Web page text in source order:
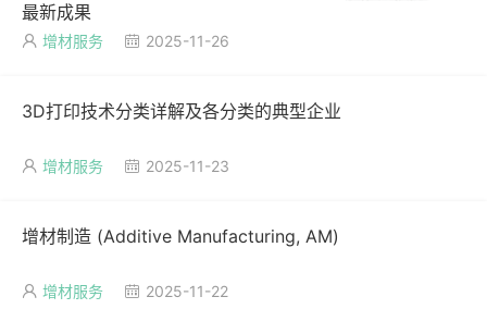
最新成果
 增材服务  2025-11-26
3D打印技术分类详解及各分类的典型企业
 增材服务  2025-11-23
增材制造 (Additive Manufacturing, AM)
 增材服务  2025-11-22